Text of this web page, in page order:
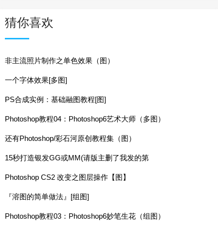
猜你喜欢
非主流照片制作之单色效果（图）
一个字体效果[多图]
PS合成实例：基础融图教程[图]
Photoshop教程04：Photoshop6艺术大师（多图）
还有Photoshop/彩石河原创教程集（图）
15秒打造银发GG或MM(请版主删了我发的第
Photoshop CS2 改变之图层操作【图】
『溶图的简单做法』[组图]
Photoshop教程03：Photoshop6妙笔生花（组图）